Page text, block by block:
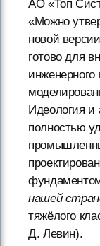
АО «Топ
«Можно
новой
готово для
инженерного
Идеология и
полностью
нашей
тяжёлого
Д. Левин).